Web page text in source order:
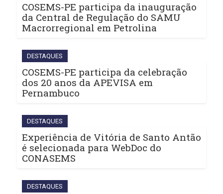
COSEMS-PE participa da inauguração
da Central de Regulação do SAMU
Macrorregional em Petrolina
DESTAQUES
COSEMS-PE participa da celebração
dos 20 anos da APEVISA em
Pernambuco
DESTAQUES
Experiência de Vitória de Santo Antão
é selecionada para WebDoc do
CONASEMS
DESTAQUES